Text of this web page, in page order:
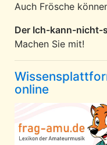
Auch Frösche
Der Ich-kann-nicht-
Machen Sie mit!
online